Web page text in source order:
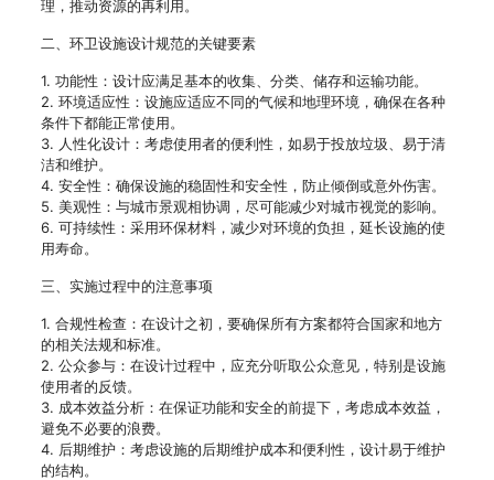
理，推动资源的再利用。
二、环卫设施设计规范的关键要素
1. 功能性：设计应满足基本的收集、分类、储存和运输功能。
2. 环境适应性：设施应适应不同的气候和地理环境，确保在各种
条件下都能正常使用。
3. 人性化设计：考虑使用者的便利性，如易于投放垃圾、易于清
洁和维护。
4. 安全性：确保设施的稳固性和安全性，防止倾倒或意外伤害。
5. 美观性：与城市景观相协调，尽可能减少对城市视觉的影响。
6. 可持续性：采用环保材料，减少对环境的负担，延长设施的使
用寿命。
三、实施过程中的注意事项
1. 合规性检查：在设计之初，要确保所有方案都符合国家和地方
的相关法规和标准。
2. 公众参与：在设计过程中，应充分听取公众意见，特别是设施
使用者的反馈。
3. 成本效益分析：在保证功能和安全的前提下，考虑成本效益，
避免不必要的浪费。
4. 后期维护：考虑设施的后期维护成本和便利性，设计易于维护
的结构。